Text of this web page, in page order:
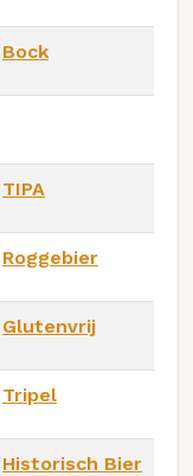
Bock
TIPA
Roggebier
Glutenvrij
Tripel
Historisch Bier